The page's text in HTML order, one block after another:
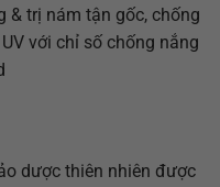
& trị nám tận gốc, chống
với chỉ số chống nắng
dược thiên nhiên được